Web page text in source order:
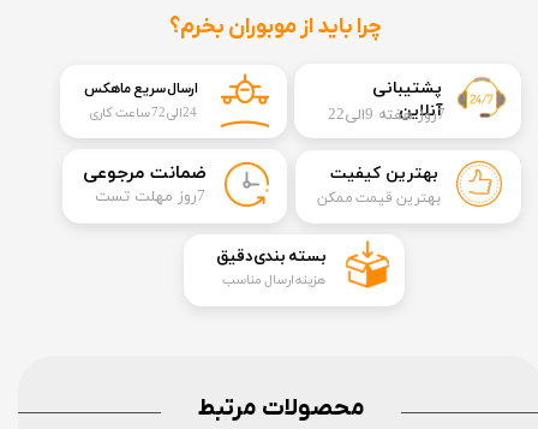
​​پشتیبانی
آنلاین7روز هفته 9الی22
چرا باید از موبوران بخرم؟
​ضمانت مرجوعی
​7روز مهلت تست
بهترین کیفیت
بهترین قیمت ممکن
ارسال سریع ماهکس
24الی72 ساعت کاری
​بسته بندی دقیق​​​​​​​
هزینه ارسال مناسب
محصولات مرتبط